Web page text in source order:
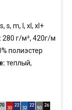
s, m, l, xl, xl+
280 г/м², 420г/м
полиэстер
теплый,
анти-